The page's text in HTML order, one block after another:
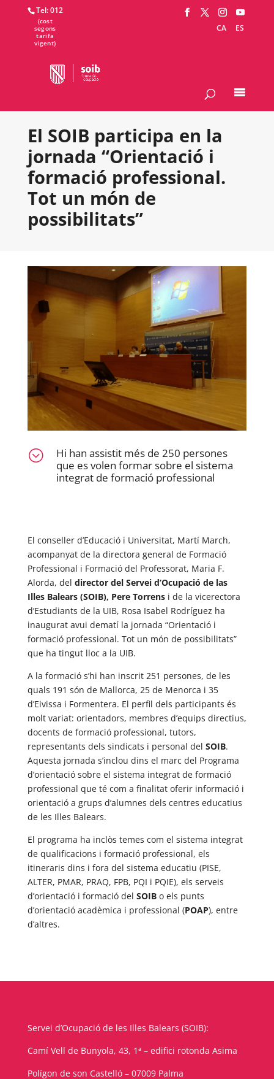
Tel: 012
CA
ES
El SOIB participa en la
jornada “Orientació i
formació professional.
Tot un món de
possibilitats”
;
Hi han assistit més de 250 persones
que es volen formar sobre el sistema
integrat de formació professional
El conseller d’Educació i Universitat, Martí March,
acompanyat de la directora general de Formació
Professional i Formació del Professorat, Maria F.
Alorda, del director del Servei d’Ocupació de las
Illes Balears (SOIB), Pere Torrens i de la vicerectora
d’Estudiants de la UIB, Rosa Isabel Rodríguez ha
inaugurat avui dematí la jornada “Orientació i
formació professional. Tot un món de possibilitats”
que ha tingut lloc a la UIB.
A la formació s’hi han inscrit 251 persones, de les
quals 191 són de Mallorca, 25 de Menorca i 35
d’Eivissa i Formentera. El perfil dels participants és
molt variat: orientadors, membres d’equips directius,
docents de formació professional, tutors,
representants dels sindicats i personal del SOIB.
Aquesta jornada s’inclou dins el marc del Programa
d’orientació sobre el sistema integrat de formació
professional que té com a finalitat oferir informació i
orientació a grups d’alumnes dels centres educatius
de les Illes Balears.
El programa ha inclòs temes com el sistema integrat
de qualificacions i formació professional, els
itineraris dins i fora del sistema educatiu (PISE,
ALTER, PMAR, PRAQ, FPB, PQI i PQIE), els serveis
d’orientació i formació del SOIBo els punts
d’orientació acadèmica i professional (POAP), entre
d’altres.
Servei d’Ocupació de les Illes Balears (SOIB):
Camí Vell de Bunyola, 43, 1ª – edifici rotonda Asima
Polígon de son Castelló – 07009 Palma